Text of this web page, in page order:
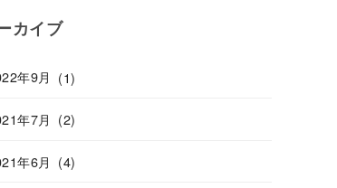
カイブ
年9月 (1)
年7月 (2)
年6月 (4)